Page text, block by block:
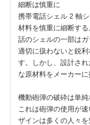
細断は慎重に
携帯電話シェル 2 軸
材料を慎重に細断す
話のシェルの一部はガ
適切に扱わないと鋭
す。しかし、設計さ
な原材料をメーカーに
機動砲弾の破砕は単純
これは砲弾の使用が
ザインは多くの人々